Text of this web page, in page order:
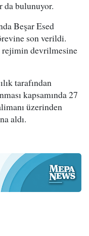
da bulunuyor.
Beşar Esed
son verildi.
devrilmesine
tarafından
kapsamında 27
üzerinden
aldı.